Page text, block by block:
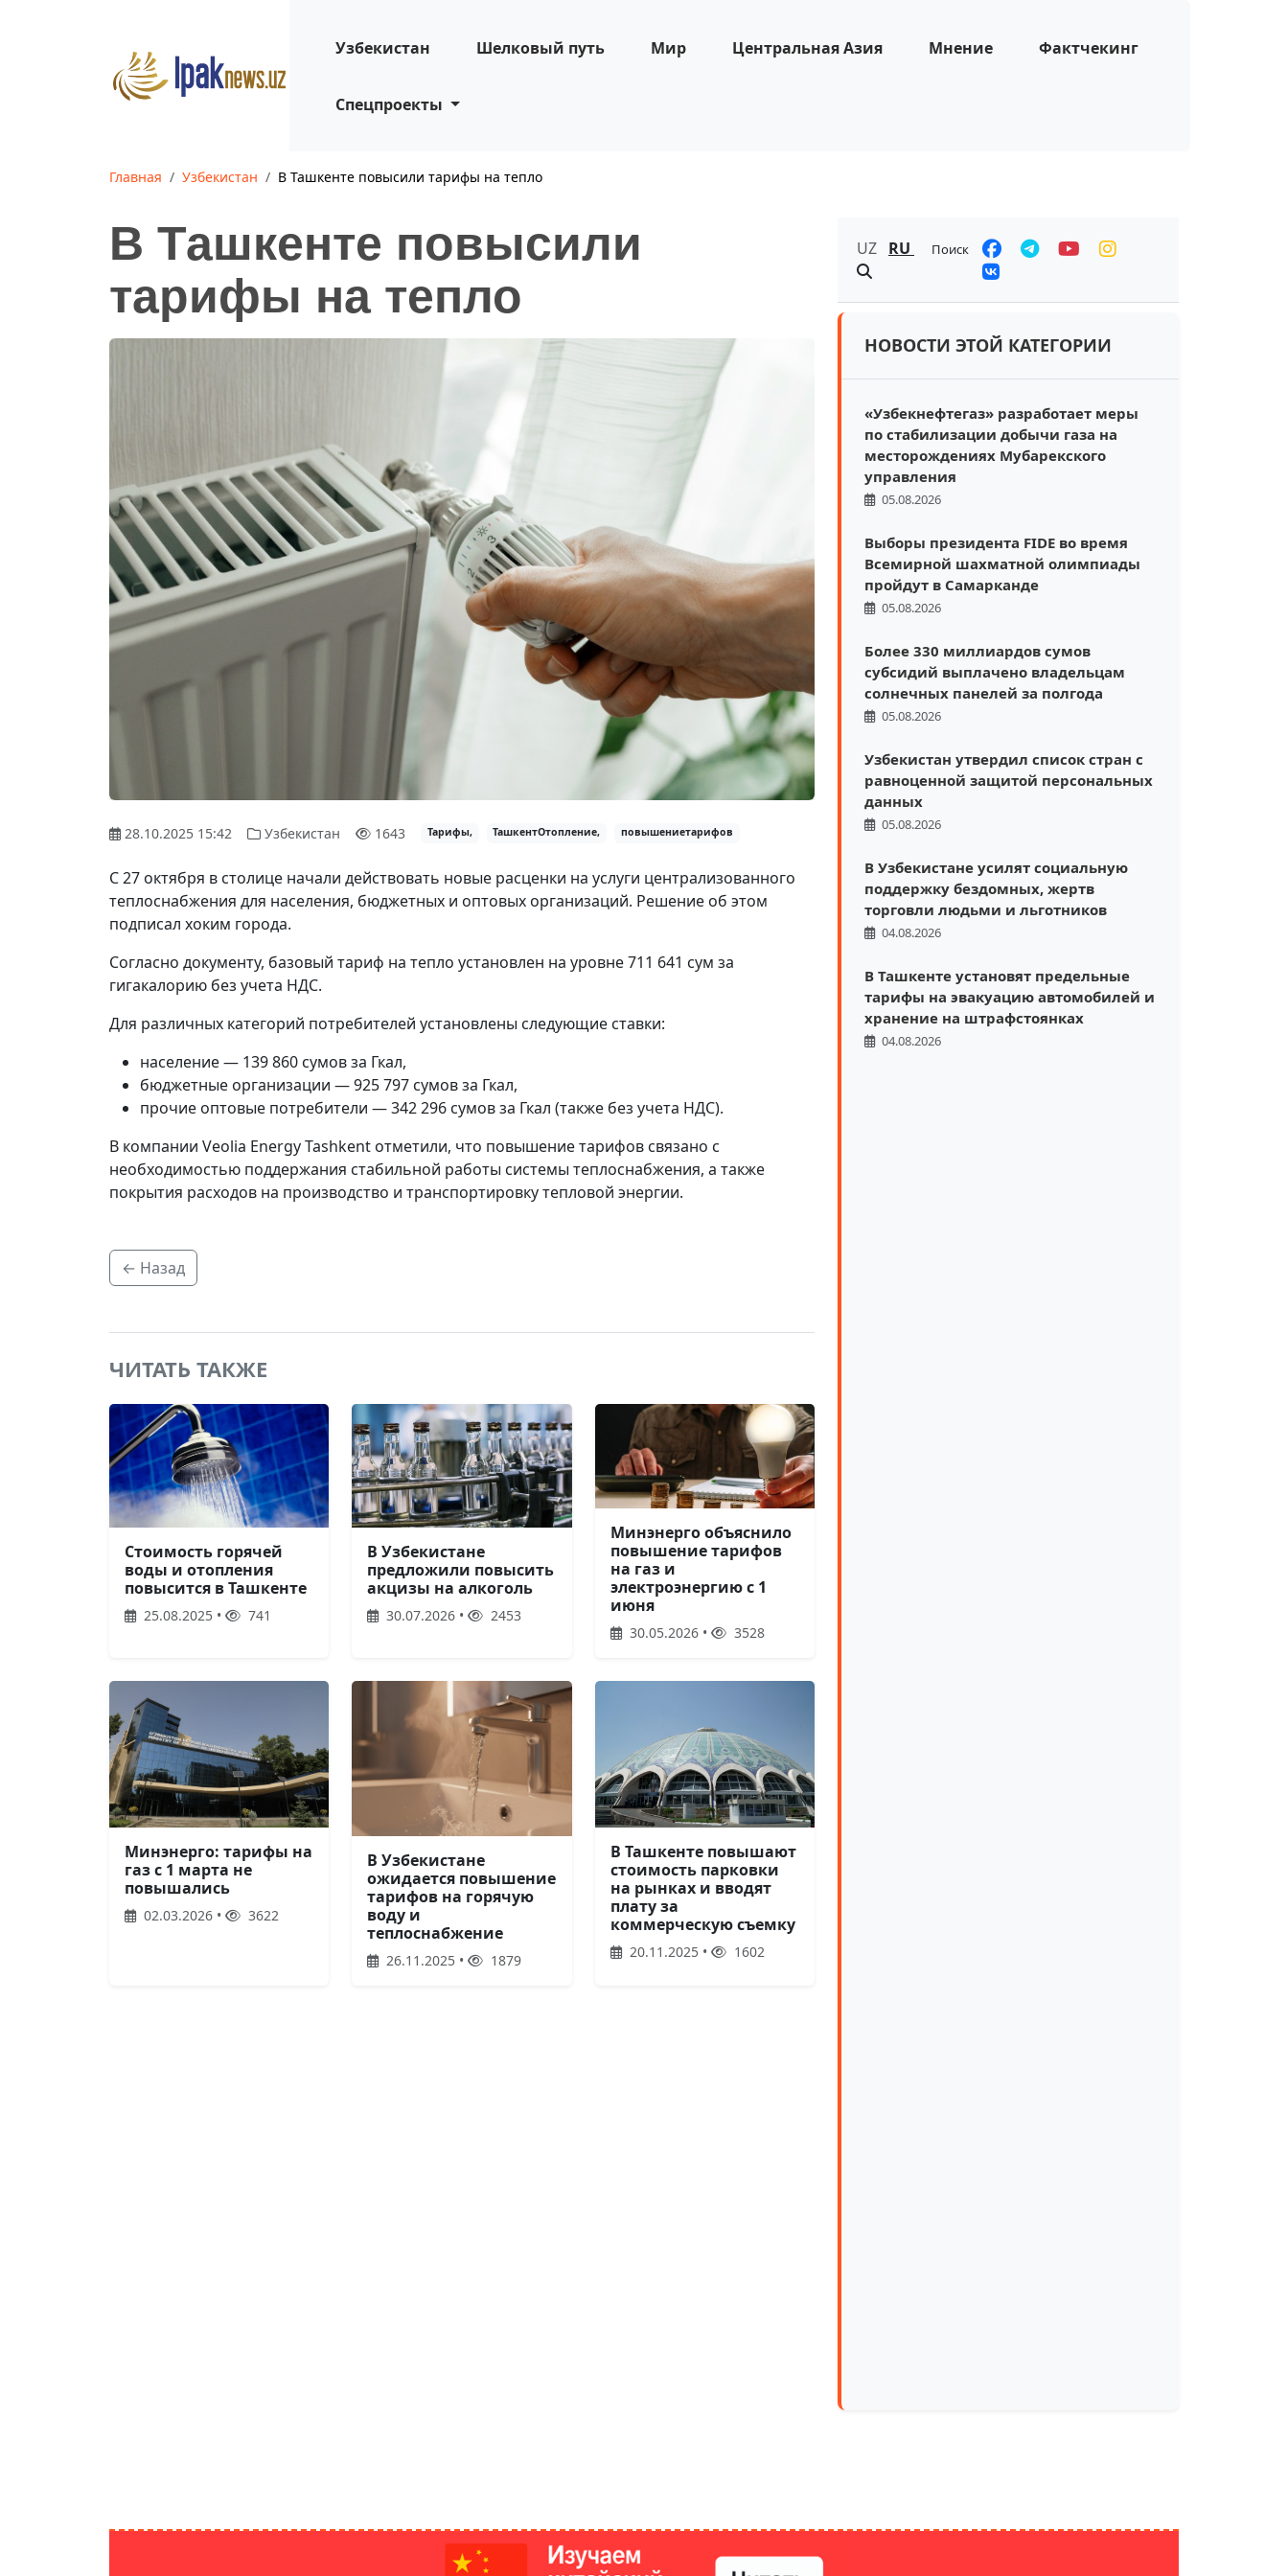
Узбекистан Шелковый путь Мир Центральная Азия Мнение Фактчекинг
Спецпроекты
Главная Узбекистан В Ташкенте повысили тарифы на тепло
В Ташкенте повысили
тарифы на тепло
28.10.2025 15:42 Узбекистан 1643 Тарифы, ТашкентОтопление, повышениетарифов
С 27 октября в столице начали действовать новые расценки на услуги централизованного
теплоснабжения для населения, бюджетных и оптовых организаций. Решение об этом
подписал хоким города.
Согласно документу, базовый тариф на тепло установлен на уровне 711 641 сум за
гигакалорию без учета НДС.
Для различных категорий потребителей установлены следующие ставки:
население — 139 860 сумов за Гкал,
бюджетные организации — 925 797 сумов за Гкал,
прочие оптовые потребители — 342 296 сумов за Гкал (также без учета НДС).
В компании Veolia Energy Tashkent отметили, что повышение тарифов связано с
необходимостью поддержания стабильной работы системы теплоснабжения, а также
покрытия расходов на производство и транспортировку тепловой энергии.
← Назад
ЧИТАТЬ ТАКЖЕ
Стоимость горячей
воды и отопления
повысится в Ташкенте
25.08.2025 • 741
В Узбекистане
предложили повысить
акцизы на алкоголь
30.07.2026 • 2453
Минэнерго объяснило
повышение тарифов
на газ и
электроэнергию с 1
июня
30.05.2026 • 3528
Минэнерго: тарифы на
газ с 1 марта не
повышались
02.03.2026 • 3622
В Узбекистане
ожидается повышение
тарифов на горячую
воду и
теплоснабжение
26.11.2025 • 1879
В Ташкенте повышают
стоимость парковки
на рынках и вводят
плату за
коммерческую съемку
20.11.2025 • 1602
UZ RU Поиск
НОВОСТИ ЭТОЙ КАТЕГОРИИ
«Узбекнефтегаз» разработает меры
по стабилизации добычи газа на
месторождениях Мубарекского
управления
05.08.2026
Выборы президента FIDE во время
Всемирной шахматной олимпиады
пройдут в Самарканде
05.08.2026
Более 330 миллиардов сумов
субсидий выплачено владельцам
солнечных панелей за полгода
05.08.2026
Узбекистан утвердил список стран с
равноценной защитой персональных
данных
05.08.2026
В Узбекистане усилят социальную
поддержку бездомных, жертв
торговли людьми и льготников
04.08.2026
В Ташкенте установят предельные
тарифы на эвакуацию автомобилей и
хранение на штрафстоянках
04.08.2026